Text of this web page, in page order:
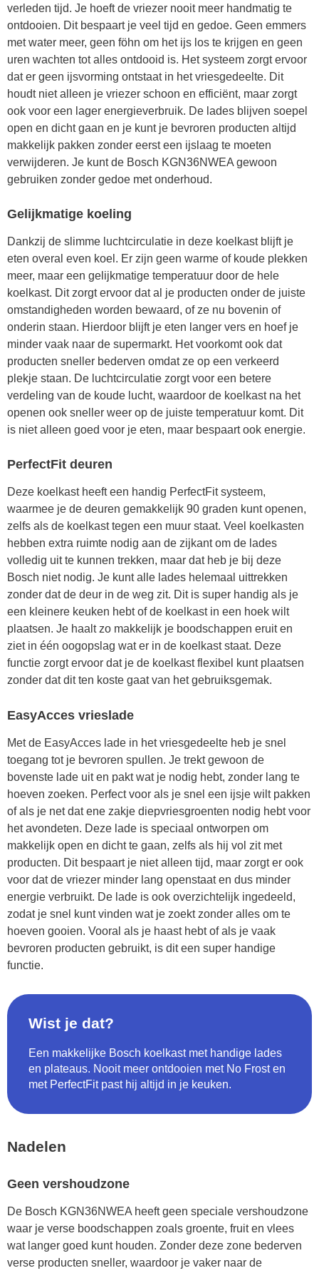
verleden tijd. Je hoeft de vriezer nooit meer handmatig te
ontdooien. Dit bespaart je veel tijd en gedoe. Geen emmers
met water meer, geen föhn om het ijs los te krijgen en geen
uren wachten tot alles ontdooid is. Het systeem zorgt ervoor
dat er geen ijsvorming ontstaat in het vriesgedeelte. Dit
houdt niet alleen je vriezer schoon en efficiënt, maar zorgt
ook voor een lager energieverbruik. De lades blijven soepel
open en dicht gaan en je kunt je bevroren producten altijd
makkelijk pakken zonder eerst een ijslaag te moeten
verwijderen. Je kunt de Bosch KGN36NWEA gewoon
gebruiken zonder gedoe met onderhoud.
Gelijkmatige koeling
Dankzij de slimme luchtcirculatie in deze koelkast blijft je
eten overal even koel. Er zijn geen warme of koude plekken
meer, maar een gelijkmatige temperatuur door de hele
koelkast. Dit zorgt ervoor dat al je producten onder de juiste
omstandigheden worden bewaard, of ze nu bovenin of
onderin staan. Hierdoor blijft je eten langer vers en hoef je
minder vaak naar de supermarkt. Het voorkomt ook dat
producten sneller bederven omdat ze op een verkeerd
plekje staan. De luchtcirculatie zorgt voor een betere
verdeling van de koude lucht, waardoor de koelkast na het
openen ook sneller weer op de juiste temperatuur komt. Dit
is niet alleen goed voor je eten, maar bespaart ook energie.
PerfectFit deuren
Deze koelkast heeft een handig PerfectFit systeem,
waarmee je de deuren gemakkelijk 90 graden kunt openen,
zelfs als de koelkast tegen een muur staat. Veel koelkasten
hebben extra ruimte nodig aan de zijkant om de lades
volledig uit te kunnen trekken, maar dat heb je bij deze
Bosch niet nodig. Je kunt alle lades helemaal uittrekken
zonder dat de deur in de weg zit. Dit is super handig als je
een kleinere keuken hebt of de koelkast in een hoek wilt
plaatsen. Je haalt zo makkelijk je boodschappen eruit en
ziet in één oogopslag wat er in de koelkast staat. Deze
functie zorgt ervoor dat je de koelkast flexibel kunt plaatsen
zonder dat dit ten koste gaat van het gebruiksgemak.
EasyAcces vrieslade
Met de EasyAcces lade in het vriesgedeelte heb je snel
toegang tot je bevroren spullen. Je trekt gewoon de
bovenste lade uit en pakt wat je nodig hebt, zonder lang te
hoeven zoeken. Perfect voor als je snel een ijsje wilt pakken
of als je net dat ene zakje diepvriesgroenten nodig hebt voor
het avondeten. Deze lade is speciaal ontworpen om
makkelijk open en dicht te gaan, zelfs als hij vol zit met
producten. Dit bespaart je niet alleen tijd, maar zorgt er ook
voor dat de vriezer minder lang openstaat en dus minder
energie verbruikt. De lade is ook overzichtelijk ingedeeld,
zodat je snel kunt vinden wat je zoekt zonder alles om te
hoeven gooien. Vooral als je haast hebt of als je vaak
bevroren producten gebruikt, is dit een super handige
functie.
Wist je dat?
Een makkelijke Bosch koelkast met handige lades
en plateaus. Nooit meer ontdooien met No Frost en
met PerfectFit past hij altijd in je keuken.
Nadelen
Geen vershoudzone
De Bosch KGN36NWEA heeft geen speciale vershoudzone
waar je verse boodschappen zoals groente, fruit en vlees
wat langer goed kunt houden. Zonder deze zone bederven
verse producten sneller, waardoor je vaker naar de